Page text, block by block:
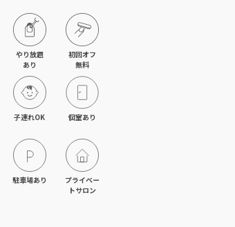
やり放題
あり
初回オフ
無料
子連れOK 個室あり
駐車場あり
プライベー
トサロン